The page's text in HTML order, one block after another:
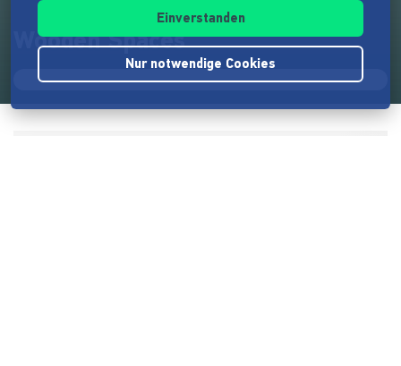
Wooden Spaces
Einverstanden
Nur notwendige Cookies